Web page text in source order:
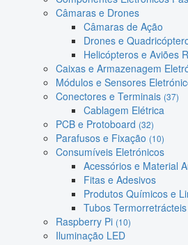
Câmaras e Drones
Câmaras de Ação
Drones e
Helicópteros e Aviões
Caixas e Armazenagem
Módulos e Sensores
Conectores e Terminais (37)
Cablagem Elétrica
PCB e Protoboard (32)
Parafusos e Fixação (10)
Consumíveis Eletrónicos
Acessórios e Material
Fitas e Adesivos
Produtos Químicos e
Tubos Termorretrácteis
Raspberry Pi (10)
Iluminação LED